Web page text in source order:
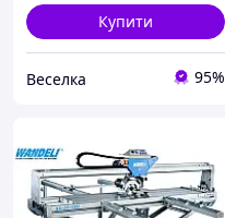
Купити
Веселка 95%